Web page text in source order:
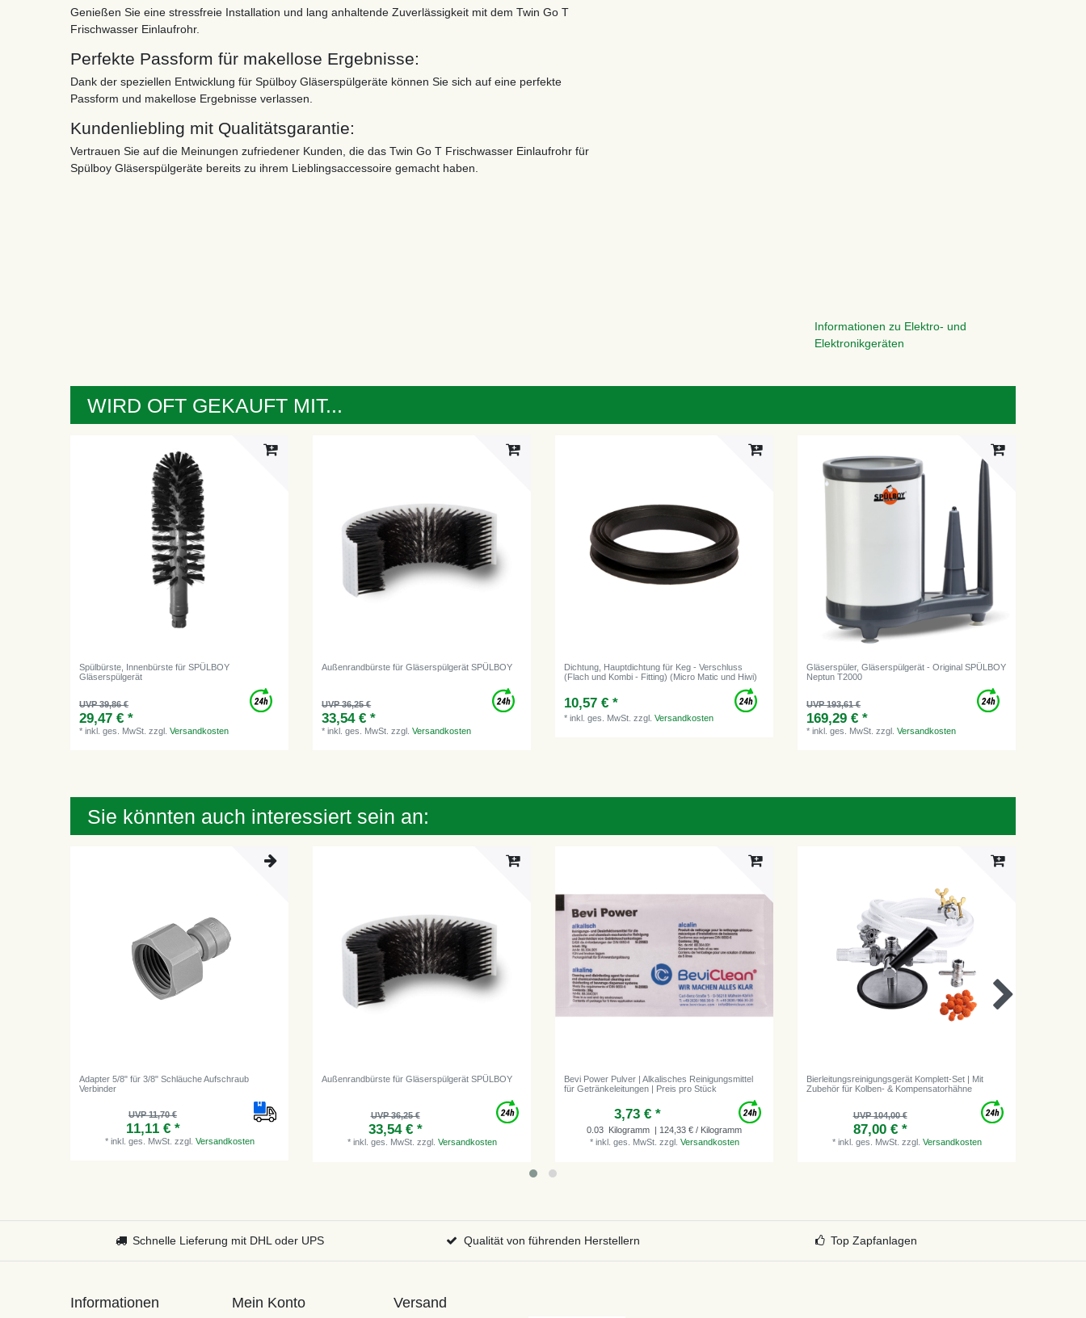
Genießen Sie eine stressfreie Installation und lang anhaltende Zuverlässigkeit mit dem Twin Go T
Frischwasser Einlaufrohr.
Perfekte Passform für makellose Ergebnisse:
Dank der speziellen Entwicklung für Spülboy Gläserspülgeräte können Sie sich auf eine perfekte
Passform und makellose Ergebnisse verlassen.
Kundenliebling mit Qualitätsgarantie:
Vertrauen Sie auf die Meinungen zufriedener Kunden, die das Twin Go T Frischwasser Einlaufrohr für
Spülboy Gläserspülgeräte bereits zu ihrem Lieblingsaccessoire gemacht haben.
Informationen zu Elektro- und
Elektronikgeräten
WIRD OFT GEKAUFT MIT...
Spülbürste, Innenbürste für SPÜLBOY
Gläserspülgerät
UVP 39,86 €
29,47 € *
*inkl. ges. MwSt. zzgl.Versandkosten
Außenrandbürste für Gläserspülgerät SPÜLBOY
UVP 36,25 €
33,54 € *
*inkl. ges. MwSt. zzgl.Versandkosten
Dichtung, Hauptdichtung für Keg - Verschluss
(Flach und Kombi - Fitting) (Micro Matic und Hiwi)
10,57 € *
*inkl. ges. MwSt. zzgl.Versandkosten
Gläserspüler, Gläserspülgerät - Original SPÜLBOY
Neptun T2000
UVP 193,61 €
169,29 € *
*inkl. ges. MwSt. zzgl.Versandkosten
Sie könnten auch interessiert sein an:
Adapter 5/8" für 3/8" Schläuche Aufschraub
Verbinder
UVP 11,70 €
11,11 € *
* inkl. ges. MwSt. zzgl. Versandkosten
Außenrandbürste für Gläserspülgerät SPÜLBOY
UVP 36,25 €
33,54 € *
* inkl. ges. MwSt. zzgl. Versandkosten
Bevi Power Pulver | Alkalisches Reinigungsmittel
für Getränkeleitungen | Preis pro Stück
3,73 € *
0.03 Kilogramm
| 124,33 € / Kilogramm
* inkl. ges. MwSt. zzgl. Versandkosten
Bierleitungsreinigungsgerät Komplett-Set | Mit
Zubehör für Kolben- & Kompensatorhähne
UVP 104,00 €
87,00 € *
* inkl. ges. MwSt. zzgl. Versandkosten
Schnelle Lieferung mit DHL oder UPS Qualität von führenden Herstellern Top Zapfanlagen
Informationen Mein Konto Versand